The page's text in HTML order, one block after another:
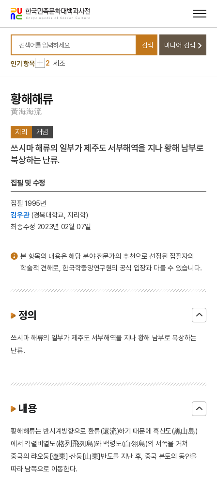
바로가기
바로가기
검색어를 입력하세요
검색 미디어 검색
인기 항목
10 별무반
1 금성대군
2 세조
3 금동 보살 입상
4
5
7
8 구호나무
9
김자점
1 금성대군
2
3 금동 보살 입상
5
금동 미륵보살 반가 사유상
6 64괘
황해해류
黃海海流
지리 개념
쓰시마 해류의 일부가 제주도 서부해역을 지나 황해 남부로
북상하는 난류.
집필 및 수정
집필 1995년
김우관 (경북대학교, 지리학)
최종수정 2023년 02월 07일
본 항목의 내용은 해당 분야 전문가의 추천으로 선정된 집필자의
학술적 견해로, 한국학중앙연구원의 공식 입장과 다를 수 있습니다.
정의
쓰시마 해류의 일부가 제주도 서부해역을 지나 황해 남부로 북상하는
난류.
내용
황해해류는 반시계방향으로 환류(還流)하기 때문에 흑산도(黑山島)
에서 격렬비열도(格列飛列島)와 백령도(白翎島)의 서쪽을 거쳐
중국의 랴오둥[遼東]·산둥[山東]반도를 지난 후, 중국 본토의 동안을
따라 남쪽으로 이동한다.